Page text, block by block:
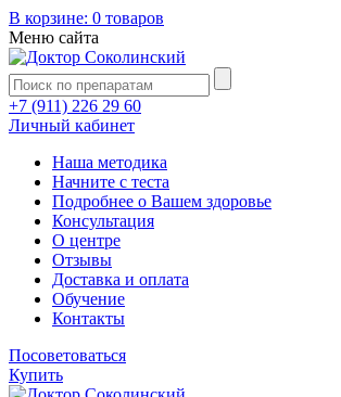
В корзине: 0 товаров
Меню сайта
+7 (911) 226 29 60
Личный кабинет
Наша методика
Начните с теста
Подробнее о Вашем здоровье
Консультация
О центре
Отзывы
Доставка и оплата
Обучение
Контакты
Посоветоваться
Купить